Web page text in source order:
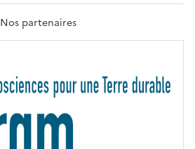
A
T
R
T
É
Nos partenaires